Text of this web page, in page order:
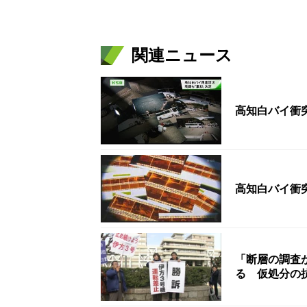
関連ニュース
高知白バイ衝
高知白バイ衝
「断層の調
る 仮処分の